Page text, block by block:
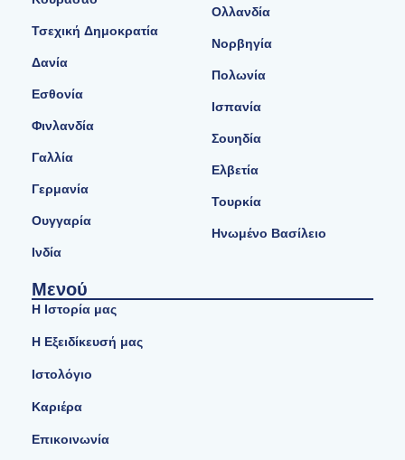
Τσεχική Δημοκρατία
Δανία
Εσθονία
Φινλανδία
Γαλλία
Γερμανία
Ουγγαρία
Ινδία
Ολλανδία
Νορβηγία
Πολωνία
Ισπανία
Σουηδία
Ελβετία
Τουρκία
Ηνωμένο Βασίλειο
Μενού
Η Ιστορία μας
Η Εξειδίκευσή μας
Ιστολόγιο
Καριέρα
Επικοινωνία